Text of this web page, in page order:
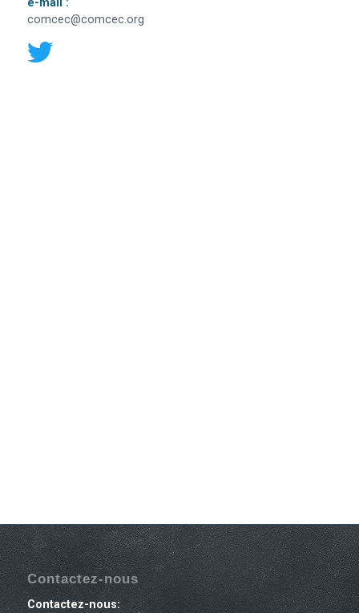
e-mail :
comcec@comcec.org
Contactez-nous
Contactez-nous: